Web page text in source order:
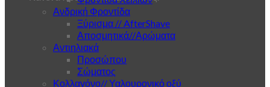
Ανδρική Φροντίδα
Ξύρισμα // AfterShave
Αποσμητικά//Αρώματα
Αντιηλιακά
Προσώπου
Σώματος
Κολλαγόνο// Υαλουρονικό οξύ